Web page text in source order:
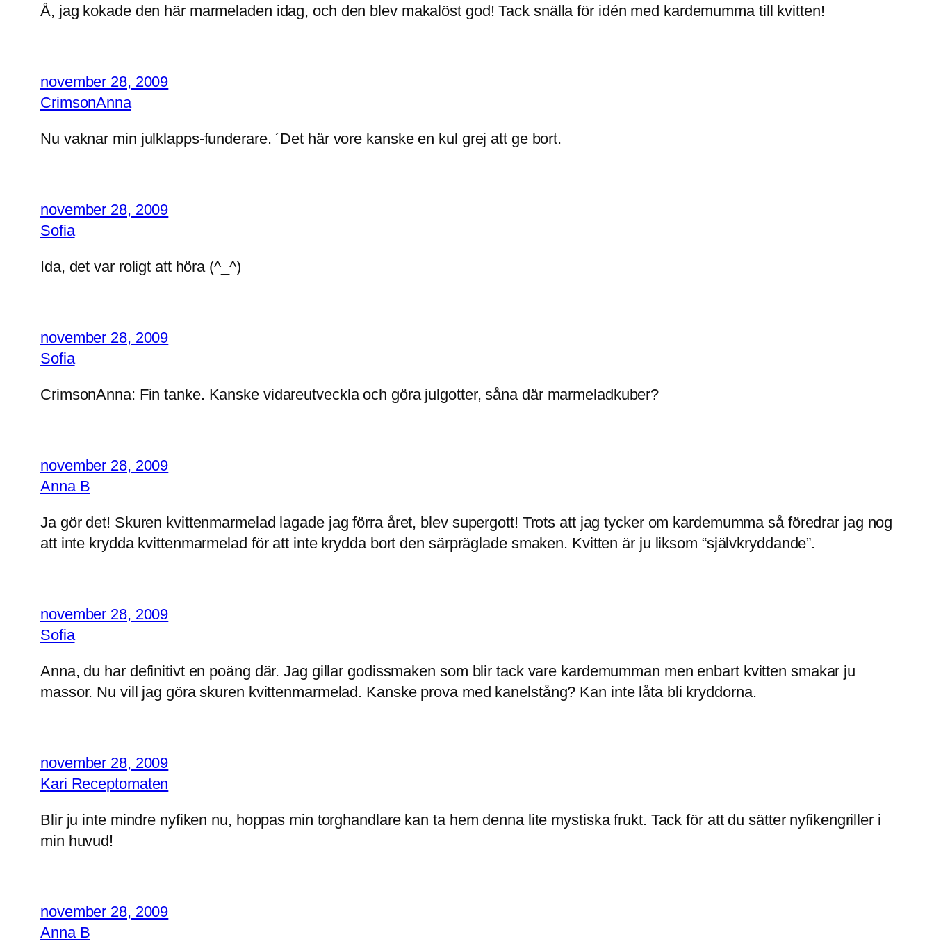
Å, jag kokade den här marmeladen idag, och den blev makalöst god! Tack snälla för idén med kardemumma till kvitten!
november 28, 2009
CrimsonAnna
Nu vaknar min julklapps-funderare. ´Det här vore kanske en kul grej att ge bort.
november 28, 2009
Sofia
Ida, det var roligt att höra (^_^)
november 28, 2009
Sofia
CrimsonAnna: Fin tanke. Kanske vidareutveckla och göra julgotter, såna där marmeladkuber?
november 28, 2009
Anna B
Ja gör det! Skuren kvittenmarmelad lagade jag förra året, blev supergott! Trots att jag tycker om kardemumma så föredrar jag nog
att inte krydda kvittenmarmelad för att inte krydda bort den särpräglade smaken. Kvitten är ju liksom “självkryddande”.
november 28, 2009
Sofia
Anna, du har definitivt en poäng där. Jag gillar godissmaken som blir tack vare kardemumman men enbart kvitten smakar ju
massor. Nu vill jag göra skuren kvittenmarmelad. Kanske prova med kanelstång? Kan inte låta bli kryddorna.
november 28, 2009
Kari Receptomaten
Blir ju inte mindre nyfiken nu, hoppas min torghandlare kan ta hem denna lite mystiska frukt. Tack för att du sätter nyfikengriller i
min huvud!
november 28, 2009
Anna B